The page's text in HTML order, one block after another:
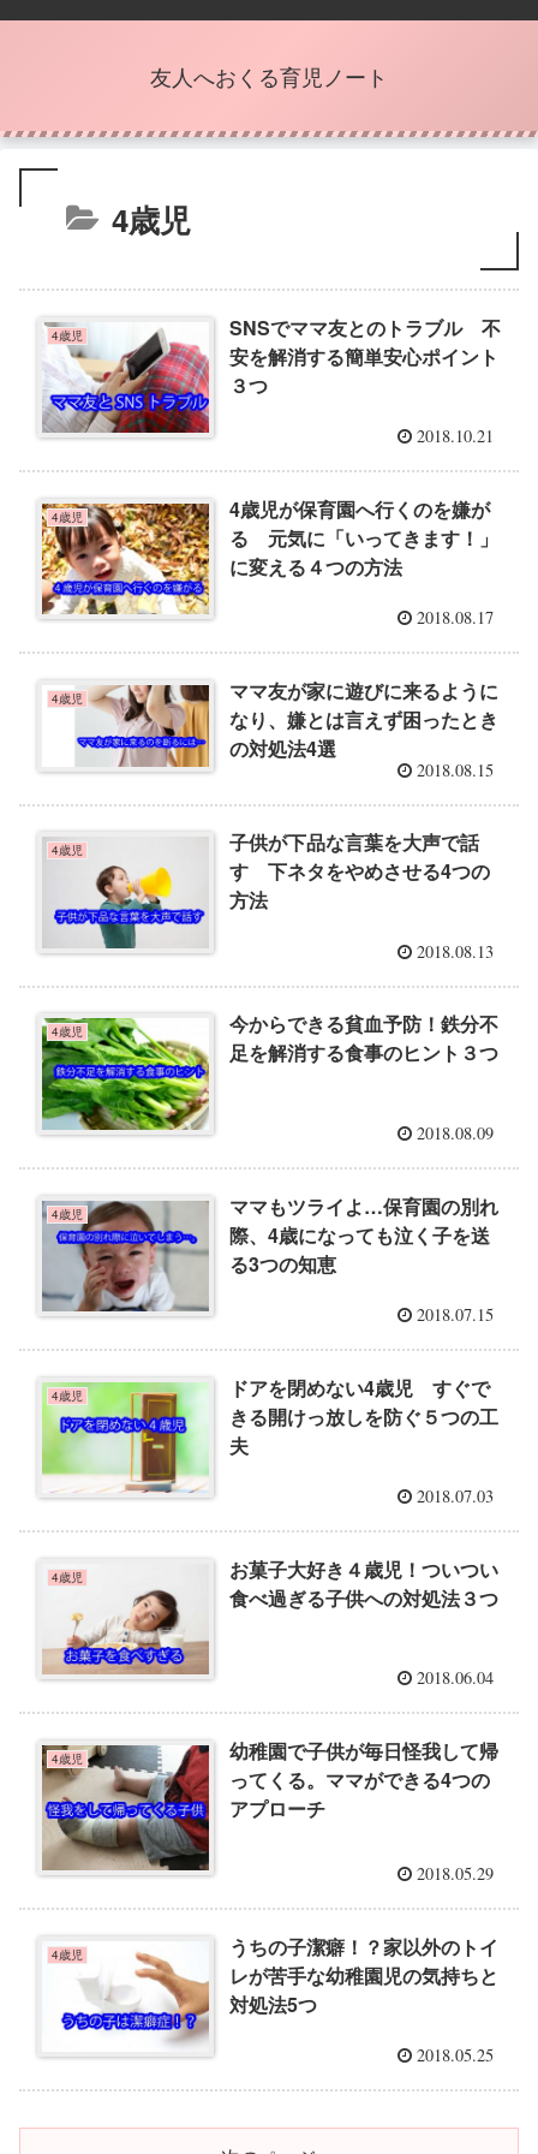
友人へおくる育児ノート
4歳児
4歳児
SNSでママ友とのトラブル 不
安を解消する簡単安心ポイント
３つ
2018.10.21
4歳児
4歳児が保育園へ行くのを嫌が
る 元気に「いってきます！」
に変える４つの方法
2018.08.17
4歳児
ママ友が家に遊びに来るように
なり、嫌とは言えず困ったとき
の対処法4選
2018.08.15
4歳児
子供が下品な言葉を大声で話
す 下ネタをやめさせる4つの
方法
2018.08.13
4歳児
今からできる貧血予防！鉄分不
足を解消する食事のヒント３つ
2018.08.09
4歳児
ママもツライよ…保育園の別れ
際、4歳になっても泣く子を送
る3つの知恵
2018.07.15
4歳児
ドアを閉めない4歳児 すぐで
きる開けっ放しを防ぐ５つの工
夫
2018.07.03
4歳児
お菓子大好き４歳児！ついつい
食べ過ぎる子供への対処法３つ
2018.06.04
4歳児
幼稚園で子供が毎日怪我して帰
ってくる。ママができる4つの
アプローチ
2018.05.29
4歳児
うちの子潔癖！？家以外のトイ
レが苦手な幼稚園児の気持ちと
対処法5つ
2018.05.25